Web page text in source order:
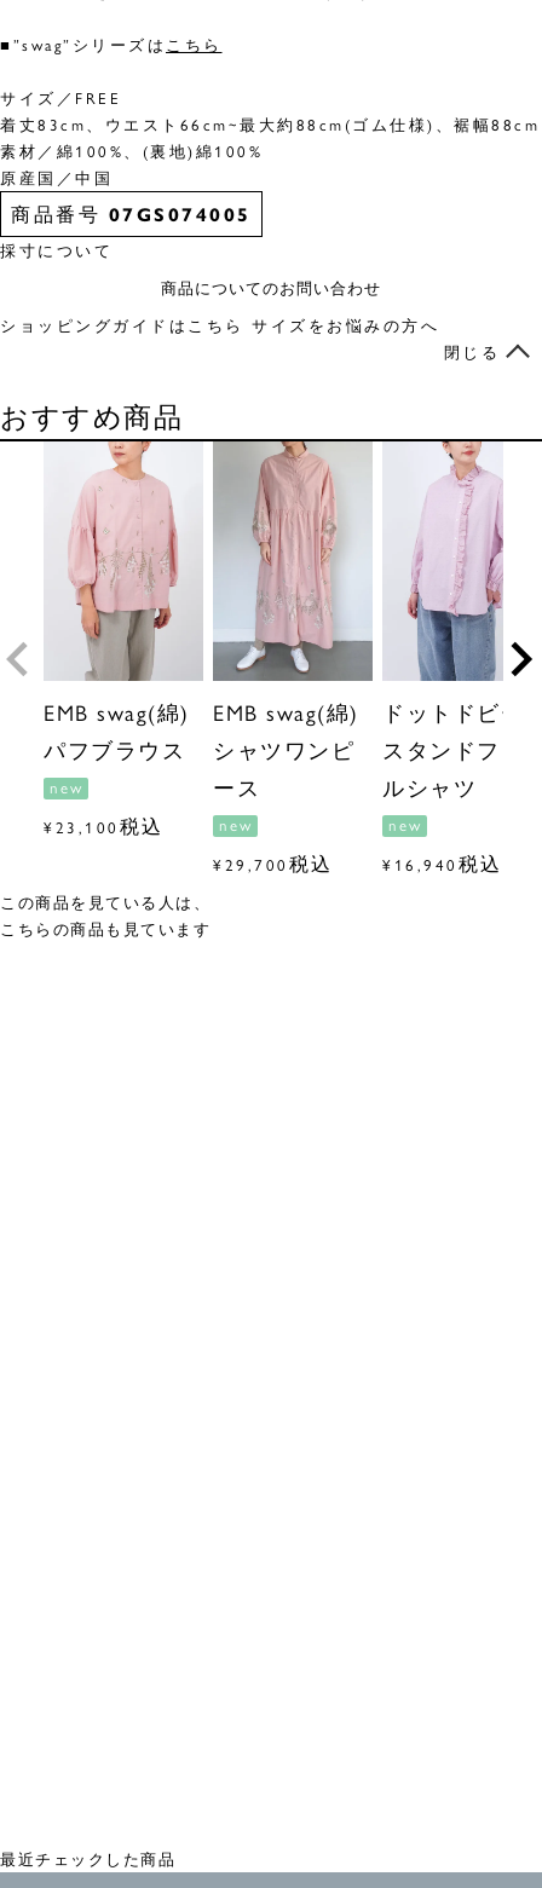
■”swag”シリーズは こちら
サイズ／FREE
着丈83cm、ウエスト66cm~最大約88cm(ゴム仕様)、裾幅88cm
素材／綿100%、(裏地)綿100%
原産国／中国
商品番号 07GS074005
採寸について
商品についてのお問い合わせ
ショッピングガイドはこちら サイズをお悩みの方へ
閉じる
おすすめ商品
EMB swag(綿)
パフブラウス
new
¥23,100 税込
EMB swag(綿)
シャツワンピ
ース
new
¥29,700 税込
ドットドビー
スタンドフリ
ルシャツ
new
¥ 16,940 税込
この商品を見ている人は、
こちらの商品も見ています
最近チェックした商品